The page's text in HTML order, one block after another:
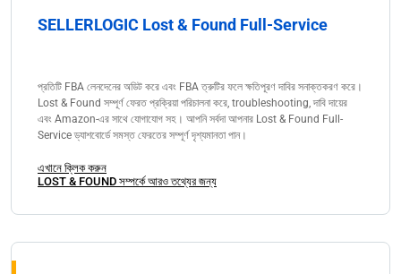
SELLERLOGIC Lost & Found Full-Service
প্রতিটি FBA লেনদেনের অডিট করে এবং FBA ত্রুটির ফলে ক্ষতিপূরণ দাবির সনাক্তকরণ করে।
Lost & Found সম্পূর্ণ ফেরত প্রক্রিয়া পরিচালনা করে, troubleshooting, দাবি দায়ের
এবং Amazon-এর সাথে যোগাযোগ সহ। আপনি সর্বদা আপনার Lost & Found Full-
Service ড্যাশবোর্ডে সমস্ত ফেরতের সম্পূর্ণ দৃশ্যমানতা পান।
এখানে ক্লিক করুন
LOST & FOUND সম্পর্কে আরও তথ্যের জন্য